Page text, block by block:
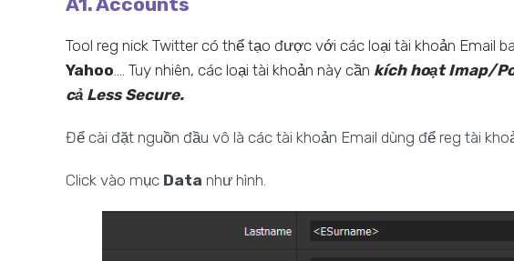
Tool reg nick Twitter có thể tạo được với các loại tài khoản Email
Yahoo.... Tuy nhiên, các loại tài khoản này cần kích hoạt Imap/
cả Less Secure.
Để cài đặt nguồn đầu vô là các tài khoản Email dùng để reg tài
Click vào mục Data như hình.